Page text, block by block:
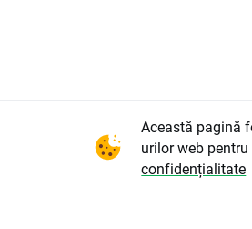
Această pagină
urilor web
confidențialitate